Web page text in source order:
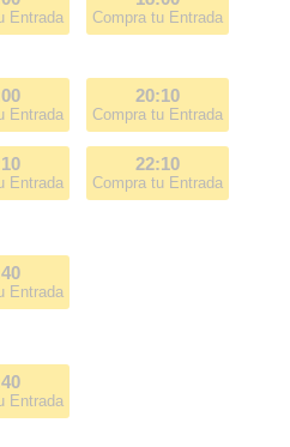
Entrada Compra tu Entrada
Entrada
20:10
Compra tu Entrada
Entrada
22:10
Compra tu Entrada
Entrada
Entrada